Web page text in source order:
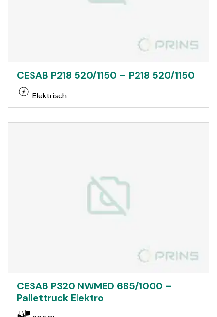
CESAB P218 520/1150 – P218 520/1150
Elektrisch
CESAB P320 NWMED 685/1000 –
Pallettruck Elektro